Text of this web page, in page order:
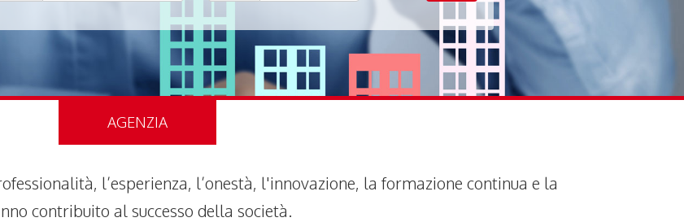
AGENZIA
l’esperienza, l’onestà, l'innovazione, la formazione continua e la
contribuito al successo della società.